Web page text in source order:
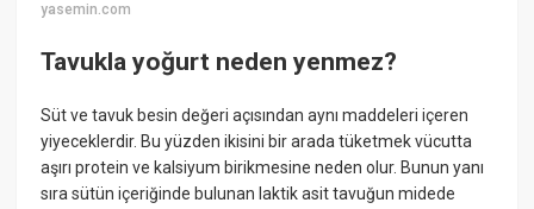
yasemin.com
Tavukla yoğurt neden yenmez?
Süt ve tavuk besin değeri açısından aynı maddeleri içeren
yiyeceklerdir. Bu yüzden ikisini bir arada tüketmek vücutta
aşırı protein ve kalsiyum birikmesine neden olur. Bunun yanı
sıra sütün içeriğinde bulunan laktik asit tavuğun midede